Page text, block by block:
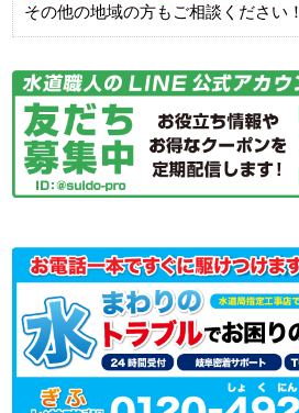
その他の地域の方もご相談ください！